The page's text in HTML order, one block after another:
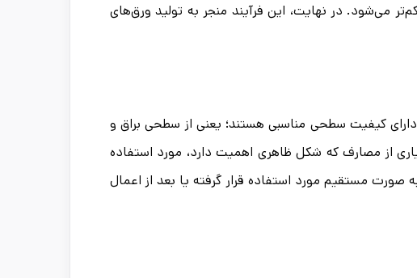
می‌شود. در نهایت، این فرآیند منجر به تولید ورق‌های
کیفیت سطحی مناسبی هستند؛ یعنی از سطحی براق و
از مصارف که شکل ظاهری اهمیت دارد، مورد استفاده
صورت مستقیم مورد استفاده قرار گرفته یا بعد از اعمال